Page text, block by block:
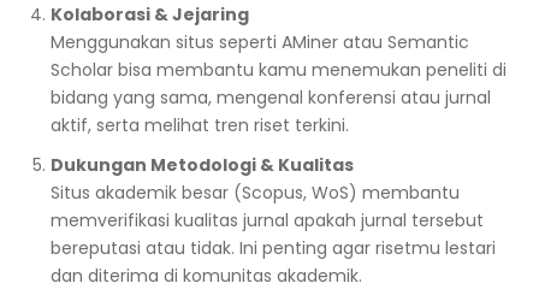
Kolaborasi & Jejaring
Menggunakan situs seperti AMiner atau Semantic
Scholar bisa membantu kamu menemukan peneliti di
bidang yang sama, mengenal konferensi atau jurnal
aktif, serta melihat tren riset terkini.
Dukungan Metodologi & Kualitas
Situs akademik besar (Scopus, WoS) membantu
memverifikasi kualitas jurnal apakah jurnal tersebut
bereputasi atau tidak. Ini penting agar risetmu lestari
dan diterima di komunitas akademik.